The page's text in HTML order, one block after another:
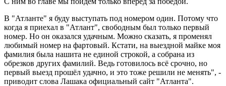
В "Атланте" я буду выступать под номером один. Потому что
когда я приехал в "Атлант", свободным был только первый
номер. Но он оказался удачным. Можно сказать, я променял
любимый номер на фартовый. Кстати, на выездной майке моя
фамилия была нашита не единой строкой, а собрана из
обрезков других фамилий. Ведь готовилось всё срочно, но
первый выезд прошёл удачно, и это тоже решили не менять", -
приводит слова Лашака официальный сайт "Атланта".